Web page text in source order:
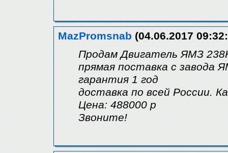
MazPromsnab (04.06.2017
Продам Двигатель ЯМЗ
прямая поставка с завода
гарантия 1 год
доставка по всей России.
Цена: 488000 р
Звоните!